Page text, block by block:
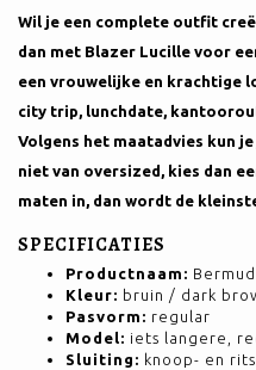
Wil je een complete outfit
dan met Blazer Lucille voor
een vrouwelijke en krachtige
city trip, lunchdate,
Volgens het maatadvies kun
niet van oversized, kies dan
maten in, dan wordt de
SPECIFICATIES
Productnaam:
Kleur: bruin / dark
Pasvorm: regular
Model: iets langere,
Sluiting: knoop- en